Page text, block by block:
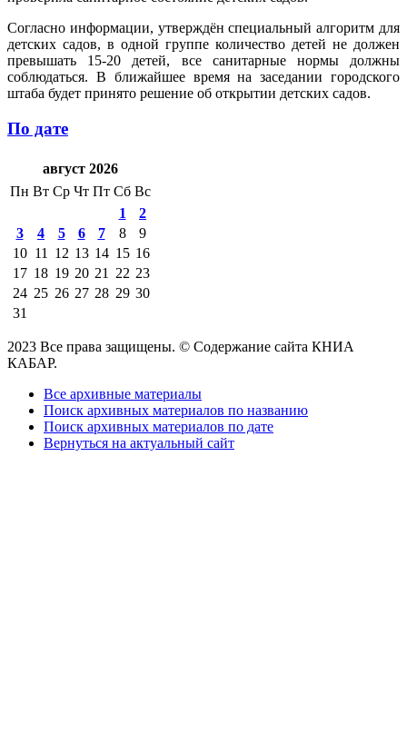
Согласно информации, утверждён специальный алгоритм для
детских садов, в одной группе количество детей не должен
превышать 15-20 детей, все санитарные нормы должны
соблюдаться. В ближайшее время на заседании городского
штаба будет принято решение об открытии детских садов.
По дате
август 2026
Пн Вт Ср Чт Пт Сб Вс
1
2
3
4 5 6 7 8
9
10 11 12 13 14 15 16
17 18 19 20 21 22 23
24 25 26 27 28 29 30
31
2023 Все права защищены. © Содержание сайта КНИА
КАБАР.
Все архивные материалы
Поиск архивных материалов по названию
Поиск архивных материалов по дате
Вернуться на актуальный сайт